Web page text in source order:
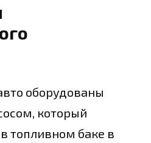
оборудованы
который
топливном баке в